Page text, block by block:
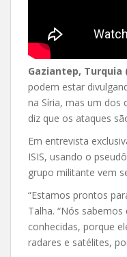
Gaziantep, Turquia
podem estar
na Síria, mas um dos
diz que os ataques
Em entrevista
ISIS, usando o
grupo militante vem
“Estamos prontos
Talha. “Nós
conhecidas, porque
radares e satélites,